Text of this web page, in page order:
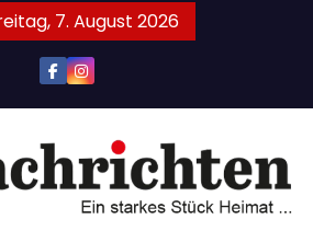
7. August 2026